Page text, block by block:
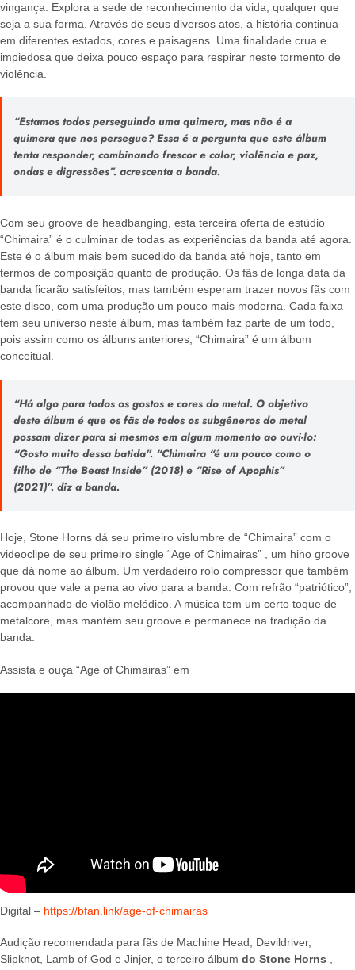
vingança. Explora a sede de reconhecimento da vida, qualquer que
seja a sua forma. Através de seus diversos atos, a história continua
em diferentes estados, cores e paisagens. Uma finalidade crua e
impiedosa que deixa pouco espaço para respirar neste tormento de
violência.
“Estamos todos perseguindo uma quimera, mas não é a
quimera que nos persegue? Essa é a pergunta que este álbum
tenta responder, combinando frescor e calor, violência e paz,
ondas e digressões”. acrescenta a banda.
Com seu groove de headbanging, esta terceira oferta de estúdio
“Chimaira” é o culminar de todas as experiências da banda até agora.
Este é o álbum mais bem sucedido da banda até hoje, tanto em
termos de composição quanto de produção. Os fãs de longa data da
banda ficarão satisfeitos, mas também esperam trazer novos fãs com
este disco, com uma produção um pouco mais moderna. Cada faixa
tem seu universo neste álbum, mas também faz parte de um todo,
pois assim como os álbuns anteriores, “Chimaira” é um álbum
conceitual.
“Há algo para todos os gostos e cores do metal. O objetivo
deste álbum é que os fãs de todos os subgêneros do metal
possam dizer para si mesmos em algum momento ao ouvi-lo:
“Gosto muito dessa batida”. “Chimaira “é um pouco como o
filho de “The Beast Inside” (2018) e “Rise of Apophis”
(2021)”. diz a banda.
Hoje, Stone Horns dá seu primeiro vislumbre de “Chimaira” com o
videoclipe de seu primeiro single “Age of Chimairas” , um hino groove
que dá nome ao álbum. Um verdadeiro rolo compressor que também
provou que vale a pena ao vivo para a banda. Com refrão “patriótico”,
acompanhado de violão melódico. A música tem um certo toque de
metalcore, mas mantém seu groove e permanece na tradição da
banda.
Assista e ouça “Age of Chimairas” em
Digital – https://bfan.link/age-of-chimairas
Audição recomendada para fãs de Machine Head, Devildriver,
Slipknot, Lamb of God e Jinjer, o terceiro álbum do Stone Horns ,